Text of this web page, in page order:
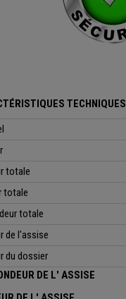
TECHNIQUES
totale
totale
totale
de l'assise
du dossier
DE L' ASSISE